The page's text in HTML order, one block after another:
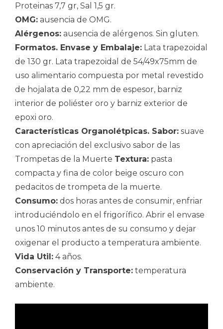
Proteinas 7,7 gr, Sal 1,5 gr.
OMG: ausencia de OMG.
Alérgenos: ausencia de alérgenos. Sin gluten.
Formatos. Envase y Embalaje: Lata trapezoidal
de 130 gr. Lata trapezoidal de 54/49x75mm de
uso alimentario compuesta por metal revestido
de hojalata de 0,22 mm de espesor, barniz
interior de poliéster oro y barniz exterior de
epoxi oro.
Características Organolétpicas. Sabor: suave
con apreciación del exclusivo sabor de las
Trompetas de la Muerte Textura: pasta
compacta y fina de color beige oscuro con
pedacitos de trompeta de la muerte.
Consumo: dos horas antes de consumir, enfriar
introduciéndolo en el frigorífico. Abrir el envase
unos 10 minutos antes de su consumo y dejar
oxigenar el producto a temperatura ambiente.
Vida Util: 4 años.
Conservación y Transporte: temperatura
ambiente.